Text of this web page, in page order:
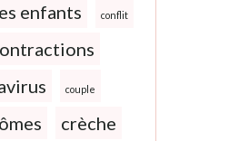
enfants conflit
couple
crèche